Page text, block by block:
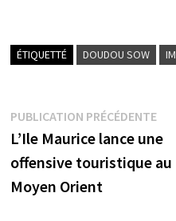
ÉTIQUETTÉ DOUDOU SOW
Navigation
de
l’article
PUBLICATION PRÉCÉDENTE
L’Ile Maurice lance une
offensive touristique au
Moyen Orient